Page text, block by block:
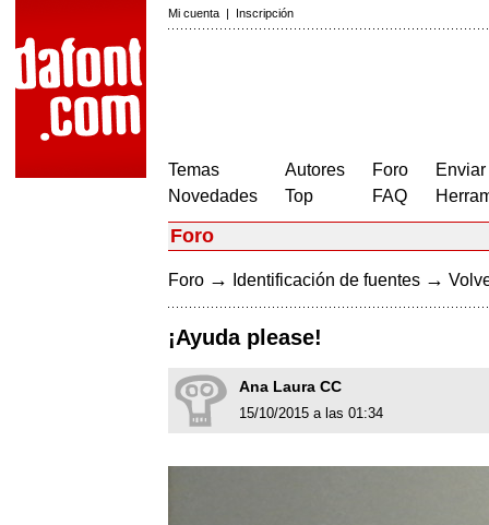
Mi cuenta | Inscripción
Temas
Novedades
Autores
Top
Foro
FAQ
Foro
Foro → Identificación de fuentes →
¡Ayuda please!
Ana Laura CC
15/10/2015 a las 01:34